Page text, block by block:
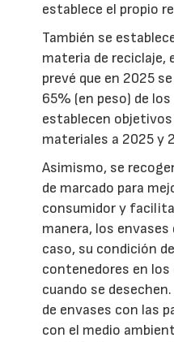
establece el propio
También se
materia de reciclaje,
prevé que en 2025
65% (en peso) de
establecen
materiales a 2025 y
Asimismo, se
de marcado para
consumidor y
manera, los envases
caso, su condición
contenedores en los
cuando se
de envases con las
con el medio